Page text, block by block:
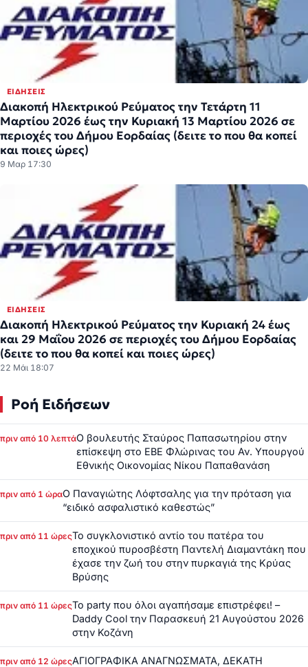
ΕΙΔΉΣΕΙΣ
Διακοπή Ηλεκτρικού Ρεύματος την Τετάρτη 11
Μαρτίου 2026 έως την Κυριακή 13 Μαρτίου 2026 σε
περιοχές του Δήμου Εορδαίας (δειτε το που θα κοπεί
και ποιες ώρες)
9 Μαρ 17:30
ΕΙΔΉΣΕΙΣ
Διακοπή Ηλεκτρικού Ρεύματος την Κυριακή 24 έως
και 29 Μαΐου 2026 σε περιοχές του Δήμου Εορδαίας
(δειτε το που θα κοπεί και ποιες ώρες)
22 Μάι 18:07
Ροή Ειδήσεων
πριν από 10 λεπτάΟ βουλευτής Σταύρος Παπασωτηρίου στην
επίσκεψη στο ΕΒΕ Φλώρινας του Αν. Υπουργού
Εθνικής Οικονομίας Νίκου Παπαθανάση
πριν από 1 ώραΟ Παναγιώτης Λόφτσαλης για την πρόταση για
“ειδικό ασφαλιστικό καθεστώς”
πριν από 11 ώρεςΤο συγκλονιστικό αντίο του πατέρα του
εποχικού πυροσβέστη Παντελή Διαμαντάκη που
έχασε την ζωή του στην πυρκαγιά της Κρύας
Βρύσης
πριν από 11 ώρεςΤο party που όλοι αγαπήσαμε επιστρέφει! –
Daddy Cool την Παρασκευή 21 Αυγούστου 2026
στην Κοζάνη
πριν από 12 ώρεςΑΓΙΟΓΡΑΦΙΚΑ ΑΝΑΓΝΩΣΜΑΤΑ, ΔΕΚΑΤΗ